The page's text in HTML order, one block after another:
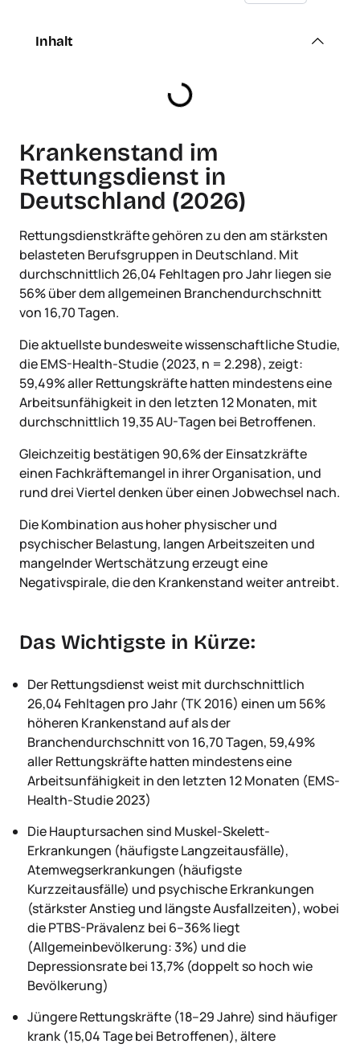
Inhalt
Krankenstand im
Rettungsdienst in
Deutschland (2026)
Rettungsdienstkräfte gehören zu den am stärksten
belasteten Berufsgruppen in Deutschland. Mit
durchschnittlich 26,04 Fehltagen pro Jahr liegen sie
56% über dem allgemeinen Branchendurchschnitt
von 16,70 Tagen.
Die aktuellste bundesweite wissenschaftliche Studie,
die EMS-Health-Studie (2023, n = 2.298), zeigt:
59,49% aller Rettungskräfte hatten mindestens eine
Arbeitsunfähigkeit in den letzten 12 Monaten, mit
durchschnittlich 19,35 AU-Tagen bei Betroffenen.
Gleichzeitig bestätigen 90,6% der Einsatzkräfte
einen Fachkräftemangel in ihrer Organisation, und
rund drei Viertel denken über einen Jobwechsel nach.
Die Kombination aus hoher physischer und
psychischer Belastung, langen Arbeitszeiten und
mangelnder Wertschätzung erzeugt eine
Negativspirale, die den Krankenstand weiter antreibt.
Das Wichtigste in Kürze:
Der Rettungsdienst weist mit durchschnittlich
26,04 Fehltagen pro Jahr (TK 2016) einen um 56%
höheren Krankenstand auf als der
Branchendurchschnitt von 16,70 Tagen, 59,49%
aller Rettungskräfte hatten mindestens eine
Arbeitsunfähigkeit in den letzten 12 Monaten (EMS-
Health-Studie 2023)
Die Hauptursachen sind Muskel-Skelett-
Erkrankungen (häufigste Langzeitausfälle),
Atemwegserkrankungen (häufigste
Kurzzeitausfälle) und psychische Erkrankungen
(stärkster Anstieg und längste Ausfallzeiten), wobei
die PTBS-Prävalenz bei 6–36% liegt
(Allgemeinbevölkerung: 3%) und die
Depressionsrate bei 13,7% (doppelt so hoch wie
Bevölkerung)
Jüngere Rettungskräfte (18–29 Jahre) sind häufiger
krank (15,04 Tage bei Betroffenen), ältere